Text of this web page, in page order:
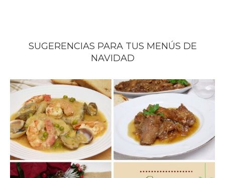
SUGERENCIAS PARA TUS MENÚS DE
NAVIDAD